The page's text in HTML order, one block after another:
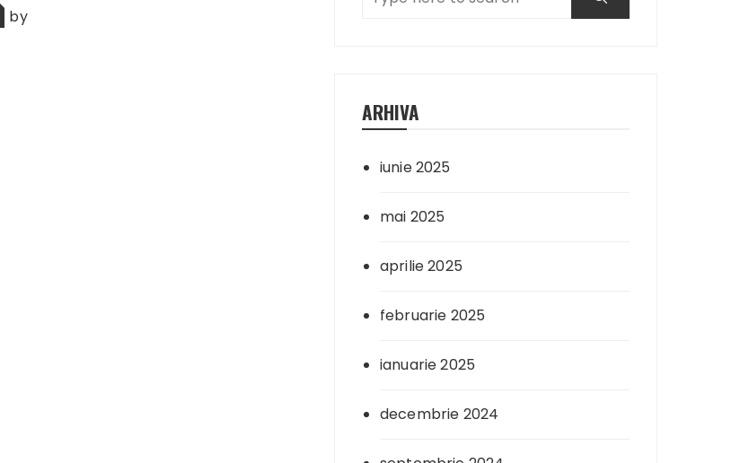
by
ARHIVA
iunie 2025
mai 2025
aprilie 2025
februarie 2025
ianuarie 2025
decembrie 2024